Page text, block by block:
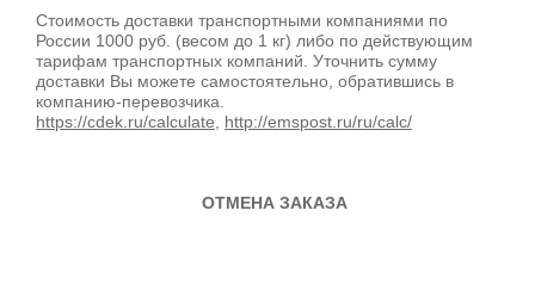
Стоимость доставки транспортными компаниями по
России 1000 руб. (весом до 1 кг) либо по действующим
тарифам транспортных компаний. Уточнить сумму
доставки Вы можете самостоятельно, обратившись в
компанию-перевозчика.
https://cdek.ru/calculate
http://emspost.ru/ru/calc/
ОТМЕНА ЗАКАЗА